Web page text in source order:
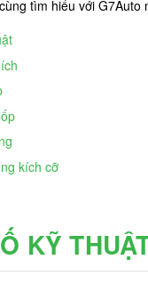
tìm hiểu với G7Auto
kích cỡ
KỸ